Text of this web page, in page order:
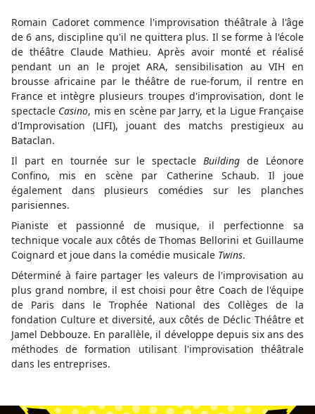
Romain Cadoret commence l'improvisation théâtrale à l'âge
de 6 ans, discipline qu'il ne quittera plus. Il se forme à l'école
de théâtre Claude Mathieu. Après avoir monté et réalisé
pendant un an le projet ARA, sensibilisation au VIH en
brousse africaine par le théâtre de rue-forum, il rentre en
France et intègre plusieurs troupes d'improvisation, dont le
spectacle Casino, mis en scène par Jarry, et la Ligue Française
d'Improvisation (LIFI), jouant des matchs prestigieux au
Bataclan.
Il part en tournée sur le spectacleBuilding de Léonore
Confino, mis en scène par Catherine Schaub. Il joue
également dans plusieurs comédies sur les planches
parisiennes.
Pianiste et passionné de musique, il perfectionne sa
technique vocale aux côtés de Thomas Bellorini et Guillaume
Coignard et joue dans la comédie musicale Twins.
Déterminé à faire partager les valeurs de l'improvisation au
plus grand nombre, il est choisi pour être Coach de l'équipe
de Paris dans le Trophée National des Collèges de la
fondation Culture et diversité, aux côtés de Déclic Théâtre et
Jamel Debbouze. En parallèle, il développe depuis six ans des
méthodes de formation utilisant l'improvisation théâtrale
dans les entreprises.